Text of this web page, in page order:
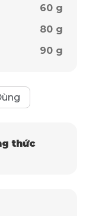
thức
60 g
80 g
90 g